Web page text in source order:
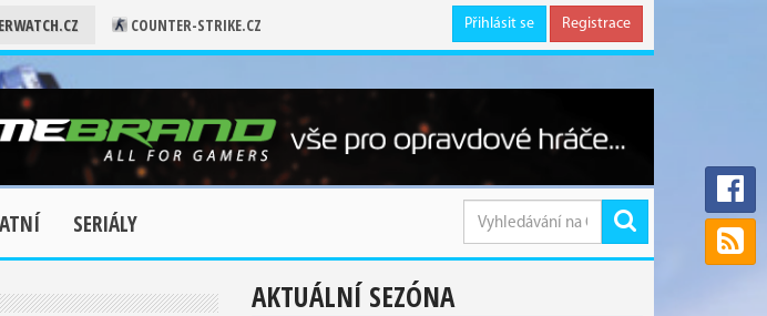
COUNTER-STRIKE.CZ Přihlásit se Registrace
SERIÁLY
AKTUÁLNÍ SEZÓNA